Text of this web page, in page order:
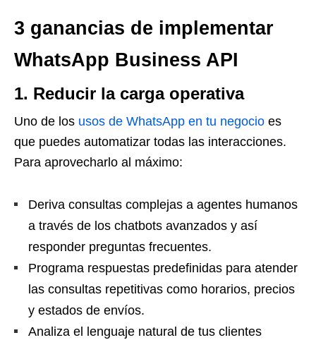
3 ganancias de implementar
WhatsApp Business API
1. Reducir la carga operativa
Uno de los usos de WhatsApp en tu negocio es
que puedes automatizar todas las interacciones.
Para aprovecharlo al máximo:
Deriva consultas complejas a agentes humanos
a través de los chatbots avanzados y así
responder preguntas frecuentes.
Programa respuestas predefinidas para atender
las consultas repetitivas como horarios, precios
y estados de envíos.
Analiza el lenguaje natural de tus clientes